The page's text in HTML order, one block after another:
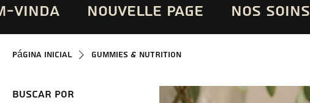
VINDA Nouvelle page NOS SOINS
Página inicial GUMMIES & NUTRITION
Buscar por